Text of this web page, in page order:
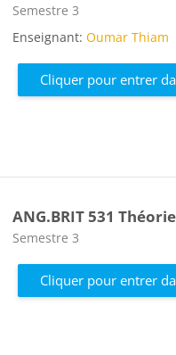
Catégorie de cours
Semestre 3
Enseignant:Oumar Thiam
Cliquer pour entrer
ANG.BRIT 531
Catégorie de cours
Semestre 3
Cliquer pour entrer